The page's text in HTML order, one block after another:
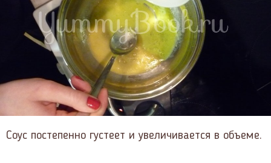
Соус постепенно густеет и увеличивается в объеме.